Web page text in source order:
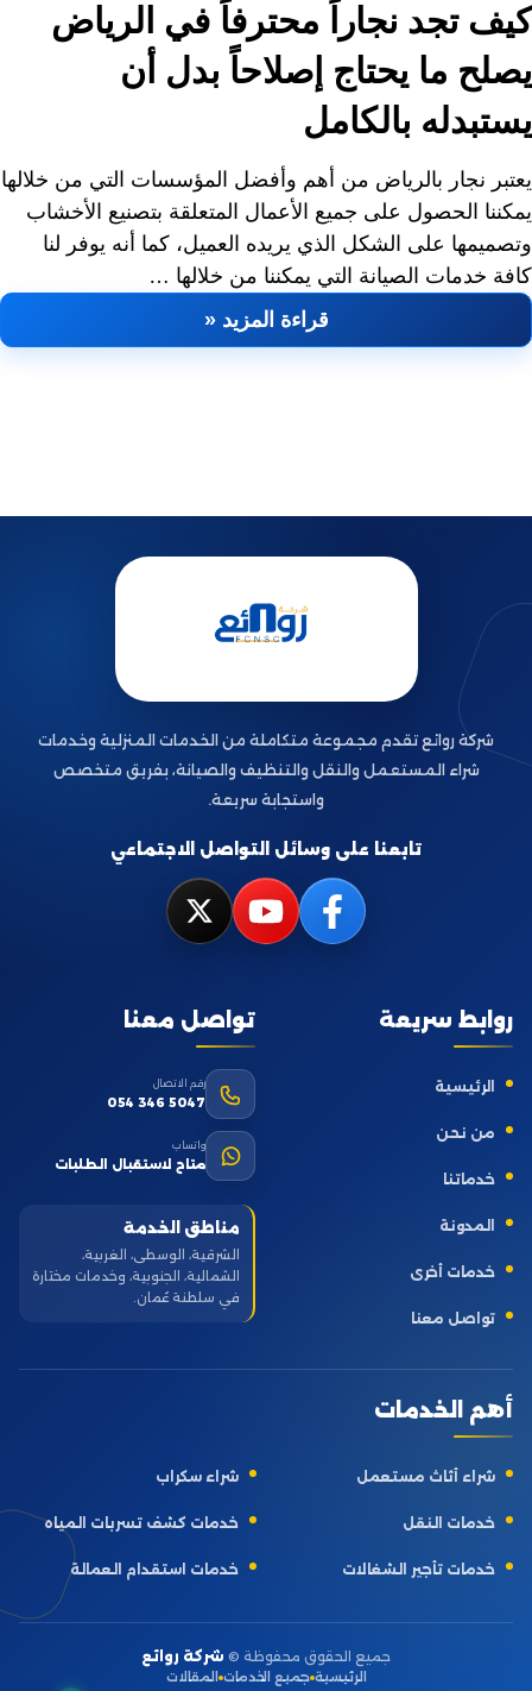
كيف تجد نجاراً محترفاً في الرياض
يصلح ما يحتاج إصلاحاً بدل أن
يستبدله بالكامل
يعتبر نجار بالرياض من أهم وأفضل المؤسسات التي من خلالها
يمكننا الحصول على جميع الأعمال المتعلقة بتصنيع الأخشاب
وتصميمها على الشكل الذي يريده العميل، كما أنه يوفر لنا
كافة خدمات الصيانة التي يمكننا من خلالها …
قراءة المزيد «
شركة روائع تقدم مجموعة متكاملة من الخدمات المنزلية وخدمات
شراء المستعمل والنقل والتنظيف والصيانة، بفريق متخصص
واستجابة سريعة.
تابعنا على وسائل التواصل الاجتماعي
روابط سريعة
الرئيسية
من نحن
خدماتنا
المدونة
خدمات أخرى
تواصل معنا
أهم الخدمات
شراء أثاث مستعمل شراء سكراب
خدمات النقل خدمات كشف تسربات المياه
خدمات تأجير الشغالات خدمات استقدام العمالة
تواصل معنا
رقم الاتصال
054 346 5047
واتساب
متاح لاستقبال الطلبات
مناطق الخدمة
الشرقية، الوسطى، الغربية،
الشمالية، الجنوبية، وخدمات مختارة
في سلطنة عُمان.
جميع الحقوق محفوظة © شركة روائع
الرئيسية جميع الخدمات المقالات